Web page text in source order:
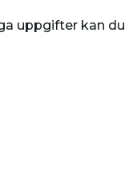
uppgifter kan